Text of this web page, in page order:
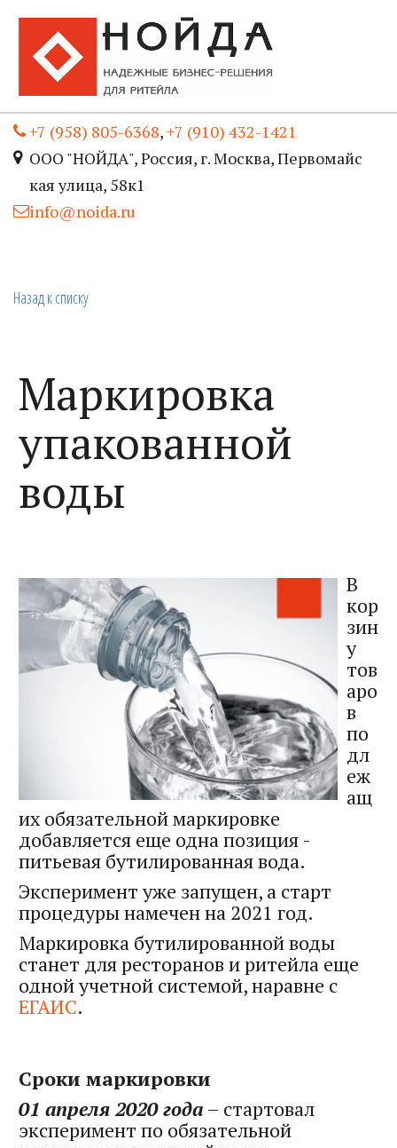
+7 (958) 805-6368,+7 (910) 432-1421
ООО "НОЙДА",Россия, г. Москва,Первомайс
кая улица, 58к1
info@noida.ru
Назад к списку
Маркировка
упакованной
воды
В
кор
зин
у
тов
аро
в
по
дл
еж
ащ
их обязательной маркировке
добавляется еще одна позиция -
питьевая бутилированная вода.
Эксперимент уже запущен, а старт
процедуры намечен на 2021 год.
Маркировка бутилированной воды
станет для ресторанов и ритейла еще
одной учетной системой, наравне с
ЕГАИС.
Сроки маркировки
01 апреля 2020 года – стартовал
эксперимент по обязательной